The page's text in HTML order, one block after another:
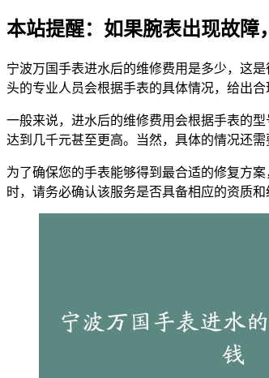
本站提醒：如果腕表出现故障
宁波万国手表进水后的维修费用是多少，这
头的专业人员会根据手表的具体情况，给出
一般来说，进水后的维修费用会根据手表的
达到几千元甚至更高。当然，具体的情况还
为了确保您的手表能够得到最合适的修复方
时，请务必确认该服务是否具备相应的资质和